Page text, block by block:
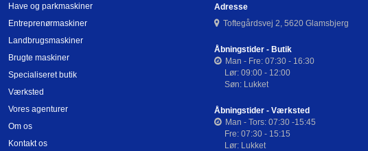
Have og parkmaskiner
Entreprenørmaskiner
Landbrugsmaskiner
Brugte maskiner
Specialiseret butik
Værksted
Vores agenturer
Om os
Kontakt os
Adresse
Toftegårdsvej 2, 5620 Glamsbjerg
Åbningstider - Butik
Man - Fre: 07:30 - 16:30
Lør: 09:00 - 12:00
Søn: Lukket
Åbningstider - Værksted
Man - Tors: 07:30 -15:45
Fre: 07:30 - 15:15
Lør: Lukket